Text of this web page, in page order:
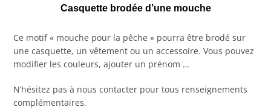
Casquette brodée d’une mouche
Ce motif « mouche pour la pêche » pourra être brodé sur
une casquette, un vêtement ou un accessoire. Vous pouvez
modifier les couleurs, ajouter un prénom …
N’hésitez pas à nous contacter pour tous renseignements
complémentaires.